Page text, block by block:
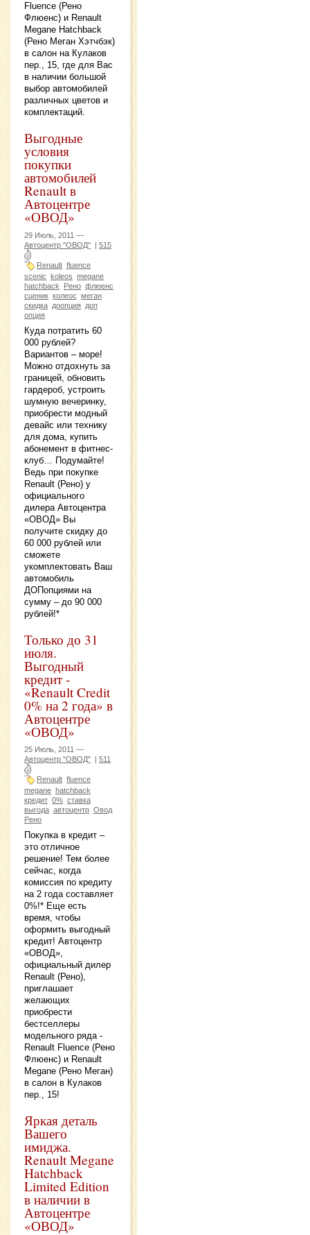
Fluence (Рено
Флюенс) и Renault
Megane Hatchback
(Рено Меган Хэтчбэк)
в салон на Кулаков
пер., 15, где для Вас
в наличии большой
выбор автомобилей
различных цветов и
комплектаций.
Выгодные
условия
покупки
автомобилей
Renault в
Автоцентре
«ОВОД»
29 Июль, 2011 —
Автоцентр "ОВОД" | 515
Renault fluence
scenic koleos megane
hatchback
Рено флюенс
сценик колеос меган
скидка доопция доп
опция
Куда потратить 60
000 рублей?
Вариантов – море!
Можно отдохнуть за
границей, обновить
гардероб, устроить
шумную вечеринку,
приобрести модный
девайс или технику
для дома, купить
абонемент в фитнес-
клуб… Подумайте!
Ведь при покупке
Renault (Рено) у
официального
дилера Автоцентра
«ОВОД» Вы
получите скидку до
60 000 рублей или
сможете
укомплектовать Ваш
автомобиль
ДОПопциями на
сумму – до 90 000
рублей!*
Только до 31
июля.
Выгодный
кредит -
«Renault Credit
0% на 2 года» в
Автоцентре
«ОВОД»
25 Июль, 2011 —
Автоцентр "ОВОД"
511
Renault fluence
megane hatchback
кредит 0% ставка
выгода автоцентр Овод
Рено
Покупка в кредит –
это отличное
решение! Тем более
сейчас, когда
комиссия по кредиту
на 2 года составляет
0%!* Еще есть
время, чтобы
оформить выгодный
кредит! Автоцентр
«ОВОД»,
официальный дилер
Renault (Рено),
приглашает
желающих
приобрести
бестселлеры
модельного ряда -
Renault Fluence (Рено
Флюенс) и Renault
Megane (Рено Меган)
в салон в Кулаков
пер., 15!
Яркая деталь
Вашего
имиджа.
Renault Megane
Hatchback
Limited Edition
в наличии в
Автоцентре
«ОВОД»